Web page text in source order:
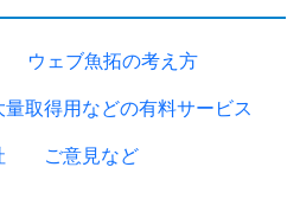
ウェブ魚拓の考え方
量取得用などの有料サービス
ご意見など